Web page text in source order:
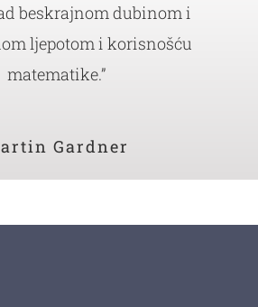
beskrajnom dubinom i
ljepotom i korisnošću
matematike.”
Gardner